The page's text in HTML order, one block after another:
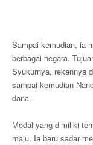
Sampai kemudian, ia
berbagai negara.
Syukurnya, rekannya
sampai kemudian
dana.
Modal yang dimiliki
maju. Ia baru sadar